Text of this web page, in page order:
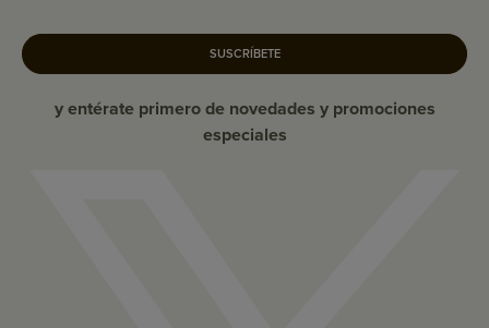
SUSCRÍBETE
y entérate primero de novedades y promociones
especiales